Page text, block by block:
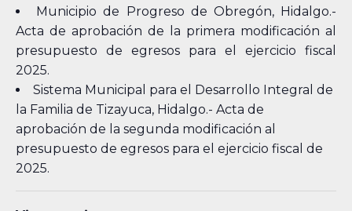
Municipio de Progreso de Obregón, Hidalgo.-
Acta de aprobación de la primera modificación al
presupuesto de egresos para el ejercicio fiscal
2025.
Sistema Municipal para el Desarrollo Integral de
la Familia de Tizayuca, Hidalgo.- Acta de
aprobación de la segunda modificación al
presupuesto de egresos para el ejercicio fiscal de
2025.